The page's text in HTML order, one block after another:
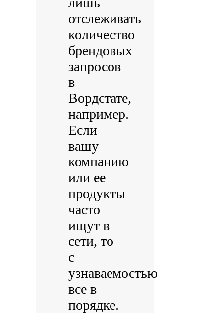
отслеживать
количество
брендовых
запросов
в
Вордстате,
например.
Если
вашу
компанию
или ее
продукты
часто
ищут в
сети, то
с
узнаваемостью
все в
порядке.